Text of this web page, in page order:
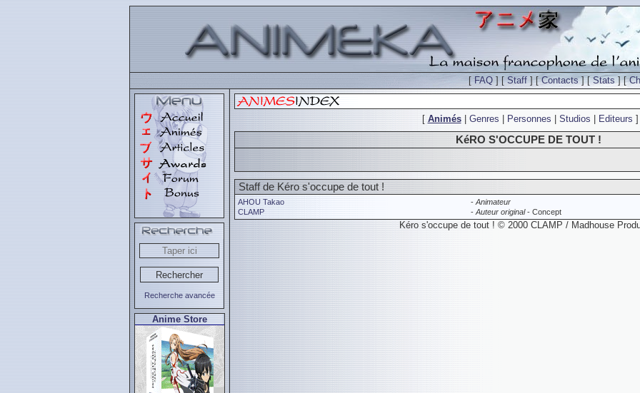
[FAQ ] [Staff ] [Contacts] [Stats] [
Recherche avancée
Anime Store
[ Animés| Genres Personnes Studios Editeurs ]
KéRO S'OCCUPE DE TOUT !
Staff de Kéro s'occupe de tout !
AHOU Takao - Animateur
CLAMP
- Auteur original- Concept
Kéro s'occupe de tout ! © 2000 CLAMP / Madhouse